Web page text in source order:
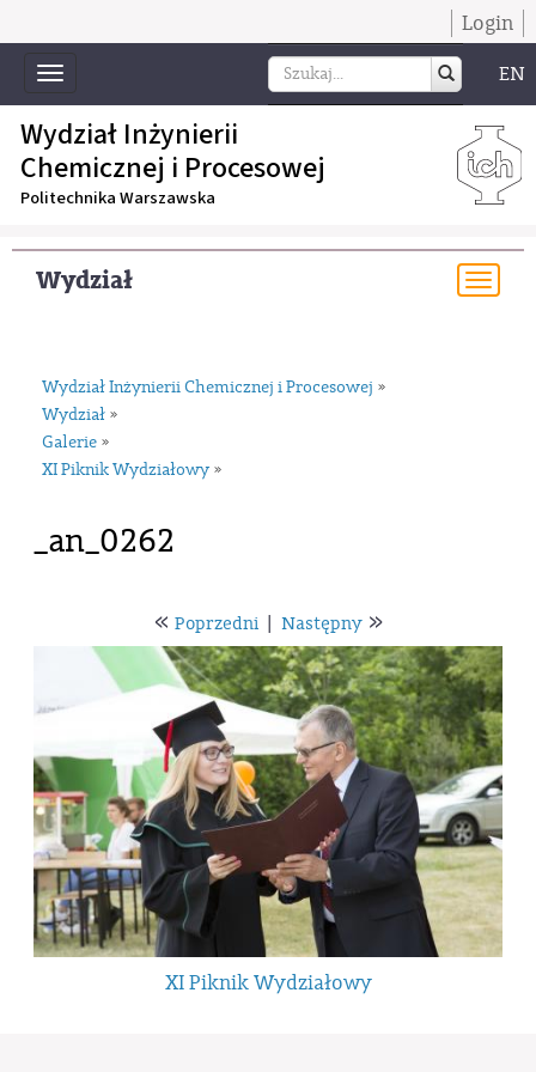
Login
Toggle
navigation
EN
Wydział Inżynierii
Chemicznej i Procesowej
Politechnika Warszawska
Wydział
Wydział Inżynierii Chemicznej i Procesowej »
Wydział »
Galerie »
XI Piknik Wydziałowy »
_an_0262
« Poprzedni Następny»
XI Piknik Wydziałowy